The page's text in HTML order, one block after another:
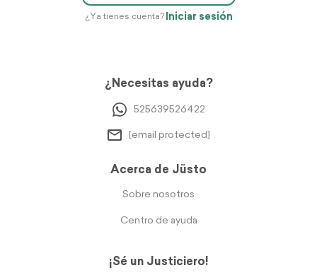
¿Ya tienes cuenta? Iniciar sesión
¿Necesitas ayuda?
525639526422
[email protected]
Acerca de Jüsto
Sobre nosotros
Centro de ayuda
¡Sé un Justiciero!